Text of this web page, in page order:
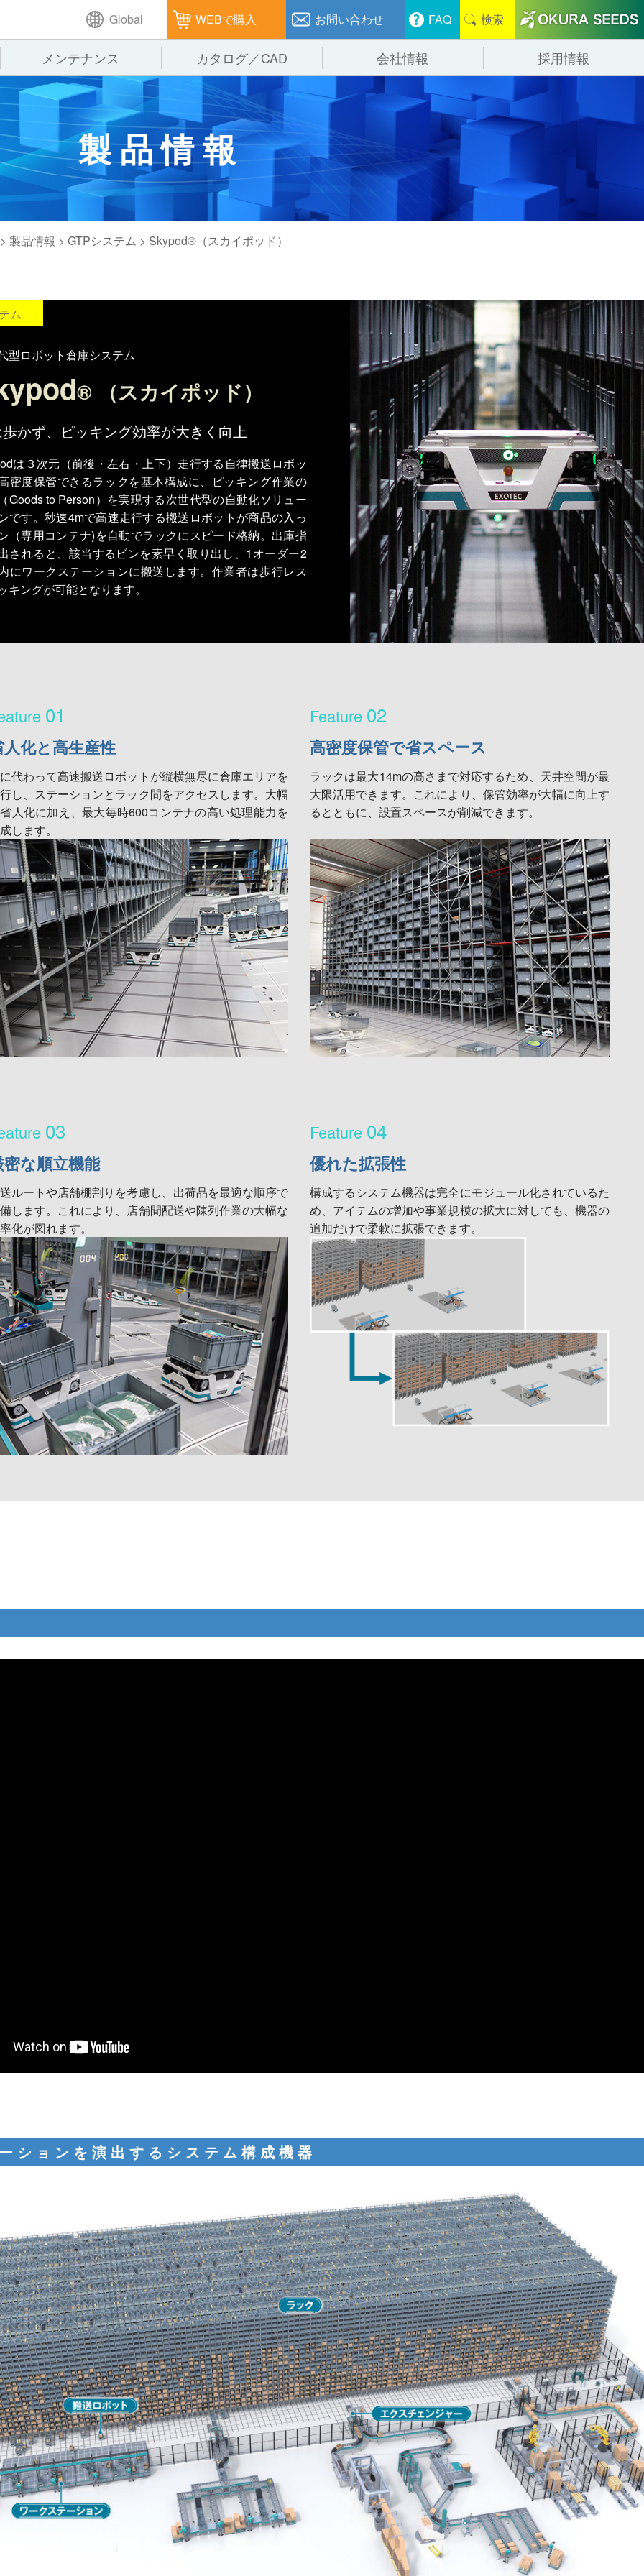
Global WEBで購入 お問い合わせ FAQ 検索
GTPシステム 仕分けシステム
ピッキングシステム 保管システム
パレタイズ・デパレタイズシステム バンニング・デバンニングシステム
バーチカル装置（垂直搬送機）
製造 物流
通販 食品
メンテナンス カタログ／CAD 会社情報
企業理念 会社概要
オークラグループ 事業紹介
オークラの取組み
採用情報
製品情報
製品情報 > GTPシステム > Skypod®（スカイポッド）
ム
型ロボット倉庫システム
® （スカイポッド）
かず、ピッキング効率が大きく向上
は３次元（前後・左右・上下）走行する自律搬送ロボッ
密度保管できるラックを基本構成に、ピッキング作業の
Goods to Person）を実現する次世代型の自動化ソリュー
です。秒速4mで高速走行する搬送ロボットが商品の入っ
（専用コンテナ)を自動でラックにスピード格納。出庫指
されると、該当するビンを素早く取り出し、1オーダー2
にワークステーションに搬送します。作業者は歩行レス
キングが可能となります。
01
人化と高生産性
代わって高速搬送ロボットが縦横無尽に倉庫エリアを
し、ステーションとラック間をアクセスします。大幅
人化に加え、最大毎時600コンテナの高い処理能力を
します。
02
高密度保管で省スペース
ラックは最大14mの高さまで対応するため、天井空間が最
大限活用できます。これにより、保管効率が大幅に向上す
るとともに、設置スペースが削減できます。
03
密な順立機能
ルートや店舗棚割りを考慮し、出荷品を最適な順序で
します。これにより、店舗間配送や陳列作業の大幅な
化が図れます。
04
優れた拡張性
構成するシステム機器は完全にモジュール化されているた
め、アイテムの増加や事業規模の拡大に対しても、機器の
追加だけで柔軟に拡張できます。
ションを演出するシステム構成機器